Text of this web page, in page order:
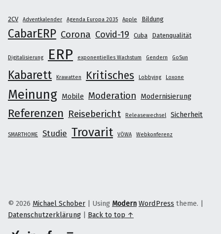
2CV Adventkalender Agenda Europa 2035 Apple Bildung
CabarERP Corona Covid-19 Cuba Datenqualität
Digitalisierung ERP exponentielles Wachstum Gendern GoSun
Kabarett Krawatten Kritisches Lobbying Loxone
Meinung Mobile Moderation Modernisierung
Referenzen Reisebericht Releasewechsel Sicherheit
SMARTHOME Studie Trovarit VÖWA Webkonferenz
© 2026 Michael Schober | Using Modern WordPress theme. |
Datenschutzerklärung | Back to top ↑